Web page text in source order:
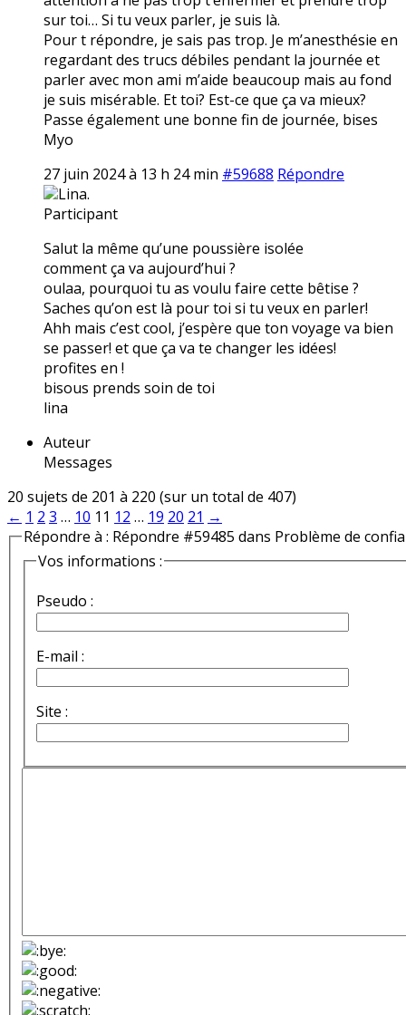
sur toi… Si tu veux parler, je suis là.
Pour t répondre, je sais pas trop. Je m’anesthésie en
regardant des trucs débiles pendant la journée et
parler avec mon ami m’aide beaucoup mais au fond
je suis misérable. Et toi? Est-ce que ça va mieux?
Passe également une bonne fin de journée, bises
Myo
27 juin 2024 à 13 h 24 min #59688 Répondre
Lina.
Participant
Salut la même qu’une poussière isolée
comment ça va aujourd’hui ?
oulaa, pourquoi tu as voulu faire cette bêtise ?
Saches qu’on est là pour toi si tu veux en parler!
Ahh mais c’est cool, j’espère que ton voyage va bien
se passer! et que ça va te changer les idées!
profites en !
bisous prends soin de toi
lina
Auteur
Messages
20 sujets de 201 à 220 (sur un total de 407)
← 1 2 3 … 10 11 12 … 19 20 21 →
Répondre à : Répondre #59485 dans Problème de
Vos informations :
Pseudo :
E-mail :
Site :